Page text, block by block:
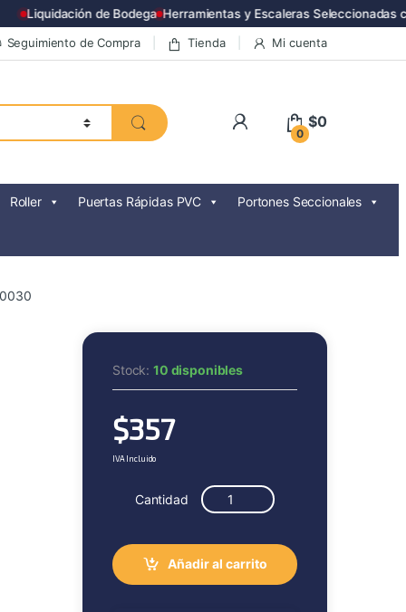
Liquidación de Bodega Herramientas y Escaleras Seleccionadas
Seguimiento de Compra Tienda Mi cuenta
0
$0
Roller Puertas Rápidas PVC Portones Seccionales
Stock:10 disponibles
$357
IVA Incluido
Cantidad
Añadir al carrito